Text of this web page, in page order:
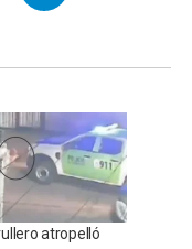
atropelló